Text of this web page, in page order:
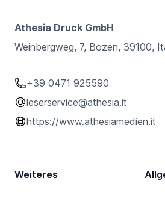
Athesia Druck GmbH
Weinbergweg, 7, Bozen, 39100,
+39 0471 925590
leserservice@athesia.it
https://www.athesiamedien.it
Weiteres